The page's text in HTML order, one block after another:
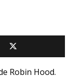
Robin Hood.